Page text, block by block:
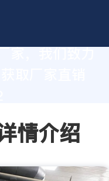
取厂家直销
情介绍